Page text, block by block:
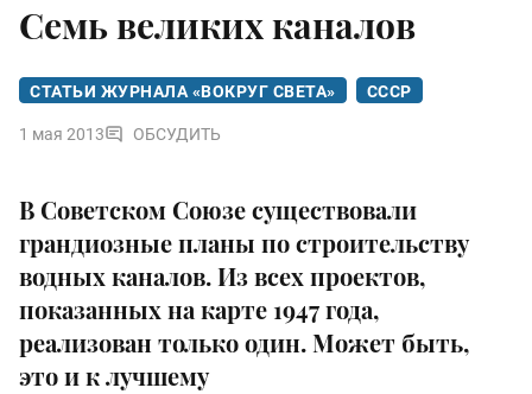
Семь великих каналов
СТАТЬИ ЖУРНАЛА «ВОКРУГ СВЕТА» СССР
1 мая 2013 ОБСУДИТЬ
В Советском Союзе существовали
грандиозные планы по строительству
водных каналов. Из всех проектов,
показанных на карте 1947 года,
реализован только один. Может быть,
это и к лучшему